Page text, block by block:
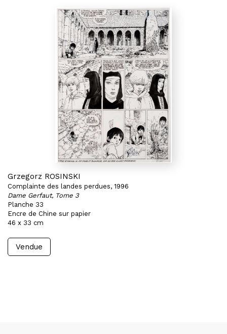
Grzegorz ROSINSKI
Complainte des landes perdues, 1996
Dame Gerfaut, Tome 3
Planche 33
Encre de Chine sur papier
46 x 33 cm
Vendue